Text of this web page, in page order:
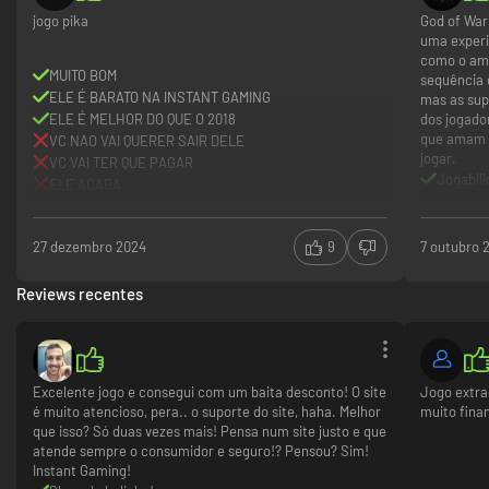
surpresas pelo caminho!
A morte nunca é o fim. Kratos terá acesso às suas armas, habilidades,
escudos e capacidades, mas cada tentativa nova repõe as suas
estatísticas, ataques rúnicos e bonificações. À medida que Kratos
progride em cada tentativa, são-te dadas a escolher recompensas que te
ajudam a chegar mais longe nas misteriosas profundezas de Valhalla, ao
passo que reúnes recursos para obter melhoramentos persistentes.
Mais uma vez em parceria com a Jetpack Interactive, God of War
Ragnarök no PC aproveita as capacidades da plataforma para
resolução 4K expandem o potencial máximo da nossa câmara
cinematográfica sem cortes, conforme percorres as paisagens
deslumbrantes dos nove reinos.1
Contempla luzes e reflexos melhorados, sombras mais fiéis e um nível de
detalhe geométrico maior.2
TECNOLOGIA DE AMPLIAÇÃO
jogo pika
MUITO BOM
ELE É BARATO NA INSTANT GAMING
ELE É MELHOR DO QUE O 2018
VC NAO VAI QUERER SAIR DELE
VC VAI TER QUE PAGAR
27 dezembro 2024 9
God of
uma
como o
sequência
mas as
dos
que
jogar.
Trilha
7 outubro
Reviews recentes
Excelente jogo e consegui com um baita desconto! O site
é muito atencioso, pera.. o suporte do site, haha. Melhor
que isso? Só duas vezes mais! Pensa num site justo e que
atende sempre o consumidor e seguro!? Pensou? Sim!
Instant Gaming!
Jogo
muito